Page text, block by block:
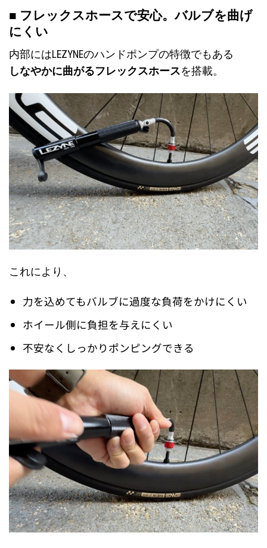
■ フレックスホースで安心。バルブを曲げ
にくい
内部にはLEZYNEのハンドポンプの特徴でもある
しなやかに曲がるフレックスホースを搭載。
これにより、
力を込めてもバルブに過度な負荷をかけにくい
ホイール側に負担を与えにくい
不安なくしっかりポンピングできる